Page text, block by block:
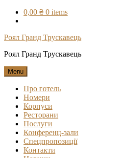
Skip
0,00 ₴ 0 items
Роял Гранд Трускавець
Роял Гранд Трускавець
Menu
Про готель
Номери
Корпуси
Ресторани
Послуги
Конференц-зали
Спецпропозиції
Контакти